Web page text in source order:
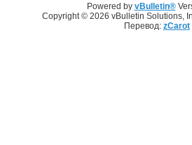
Powered by vBulletin®
Copyright © 2026 vBulletin Solutions,
Перевод: zCarot